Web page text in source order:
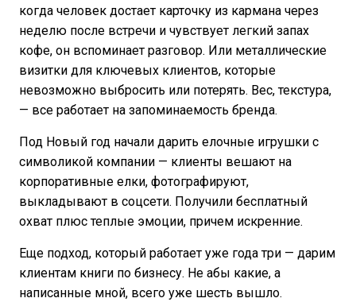
когда человек достает карточку из кармана через
неделю после встречи и чувствует легкий запах
кофе, он вспоминает разговор. Или металлические
визитки для ключевых клиентов, которые
невозможно выбросить или потерять. Вес, текстура,
— все работает на запоминаемость бренда.
Под Новый год начали дарить елочные игрушки с
символикой компании — клиенты вешают на
корпоративные елки, фотографируют,
выкладывают в соцсети. Получили бесплатный
охват плюс теплые эмоции, причем искренние.
Еще подход, который работает уже года три — дарим
клиентам книги по бизнесу. Не абы какие, а
написанные мной, всего уже шесть вышло.